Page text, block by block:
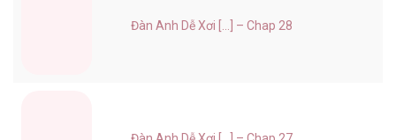
Đàn Anh Dễ Xơi [...] – Chap 28